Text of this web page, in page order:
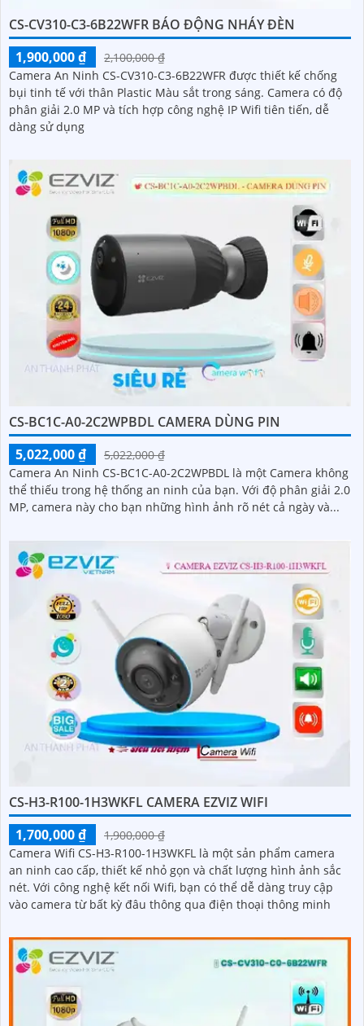
CS-CV310-C3-6B22WFR BÁO ĐỘNG NHÁY ĐÈN
1,900,000 ₫
2,100,000 ₫
Camera An Ninh CS-CV310-C3-6B22WFR được thiết kế chống
bụi tinh tế với thân Plastic Màu sắt trong sáng. Camera có độ
phân giải 2.0 MP và tích hợp công nghệ IP Wifi tiên tiến, dễ
dàng sử dụng
CS-BC1C-A0-2C2WPBDL CAMERA DÙNG PIN
5,022,000 ₫
5,022,000 ₫
Camera An Ninh CS-BC1C-A0-2C2WPBDL là một Camera không
thể thiếu trong hệ thống an ninh của bạn. Với độ phân giải 2.0
MP, camera này cho bạn những hình ảnh rõ nét cả ngày và...
CS-H3-R100-1H3WKFL CAMERA EZVIZ WIFI
1,700,000 ₫
1,900,000 ₫
Camera Wifi CS-H3-R100-1H3WKFL là một sản phẩm camera
an ninh cao cấp, thiết kế nhỏ gọn và chất lượng hình ảnh sắc
nét. Với công nghệ kết nối Wifi, bạn có thể dễ dàng truy cập
vào camera từ bất kỳ đâu thông qua điện thoại thông minh